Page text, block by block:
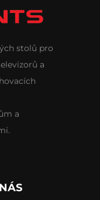
stolů pro
a
a